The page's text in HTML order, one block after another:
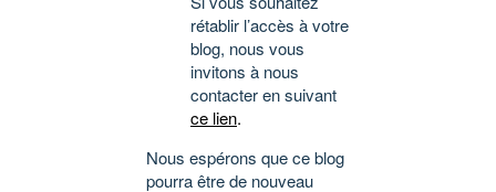
rétablir l’accès à votre
blog, nous vous
invitons à nous
contacter en suivant
ce lien.
Nous espérons que ce blog
pourra être de nouveau